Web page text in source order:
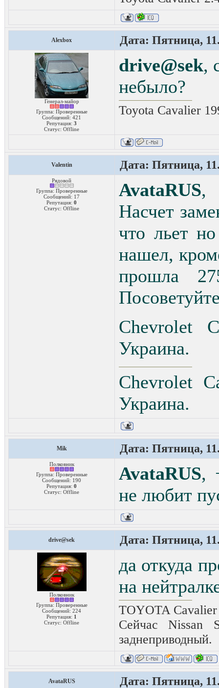
Alexbox Дата: Пятница,
Генерал-майор
Группа: Проверенные
Сообщений: 421
Репутация: 3
Статус: Offline
drive@sek,
небыло?
Toyota Cavalier
Valentin Дата: Пятница,
Рядовой
Группа: Проверенные
Сообщений: 17
Репутация: 0
Статус: Offline
AvataRUS,
Насчет
что льет
нашел,
прошла
Chevrolet
Украина.
Chevrolet
Украина.
Mik Дата: Пятница,
Полковник
Группа: Проверенные
Сообщений: 190
Репутация: 0
Статус: Offline
AvataRUS,
не любит
drive@sek Дата: Пятница,
Полковник
Группа: Проверенные
Сообщений: 224
Репутация: 1
Статус: Offline
да откуда
на
TOYOTA Cavalier
Сейчас Nissan
заднеприводный.
AvataRUS Дата: Пятница,